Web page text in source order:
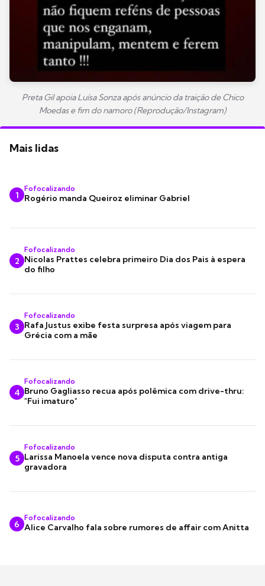
Preta Gil apoia Luísa Sonza após anúncio da traição de Chico
Moedas e fim do namoro (Reprodução/Instagram)
Mais lidas
1
Fofocalizando
Rogério manda Queiroz eliminar Gabriel
2
Fofocalizando
Nicolas Prattes celebra primeiro Dia dos Pais à espera
do filho
3
Fofocalizando
Rafa Justus exibe festa surpresa após viagem para
Grécia com a mãe
4
Fofocalizando
Bruno Gagliasso recua após polêmica com drive-thru:
"Fui imaturo"
5
Fofocalizando
Larissa Manoela vence nova disputa contra antiga
gravadora
6
Fofocalizando
Alice Carvalho fala sobre rumores de affair com Anitta